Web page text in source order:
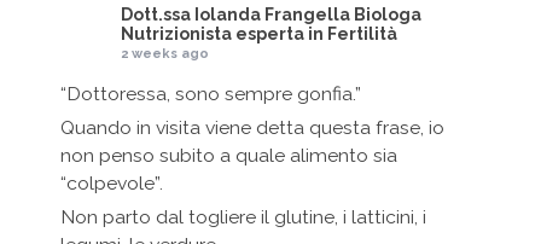
Dott.ssa Iolanda Frangella Biologa
Nutrizionista esperta in Fertilità
2 weeks ago
“Dottoressa, sono sempre gonfia.”
Quando in visita viene detta questa frase, io
non penso subito a quale alimento sia
“colpevole”.
Non parto dal togliere il glutine, i latticini, i